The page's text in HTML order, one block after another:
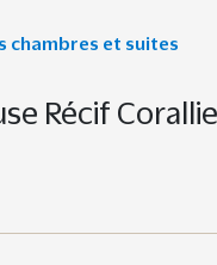
chambres et suites
Récif